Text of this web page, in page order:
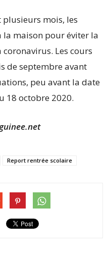
mois, les
la maison pour éviter la
Les cours
de septembre avant
peu avant la date
18 octobre 2020.
Report rentrée scolaire